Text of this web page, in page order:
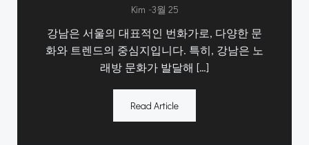
Kim -3월 25
강남은 서울의 대표적인 번화가로, 다양한 문
화와 트렌드의 중심지입니다. 특히, 강남은 노
래방 문화가 발달해 […]
Read Article